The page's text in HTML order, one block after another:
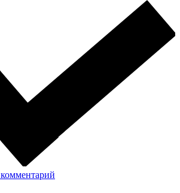
комментарий